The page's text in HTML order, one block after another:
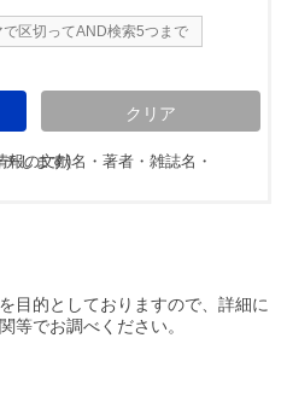
クリア
・概要をサーチします)
目的としておりますので、詳細に
等でお調べください。